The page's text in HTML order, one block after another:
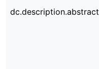
dc.description.abstract